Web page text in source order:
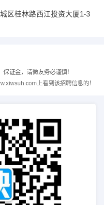
区桂林路西江投资大厦1-3
证金，请微友务必谨慎！
上看到该招聘信息的！